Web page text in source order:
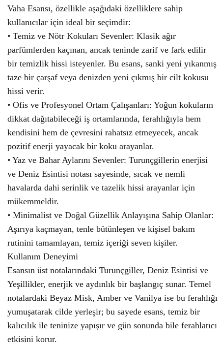
Vaha Esansı, özellikle aşağıdaki özelliklere sahip
kullanıcılar için ideal bir seçimdir:
• Temiz ve Nötr Kokuları Sevenler: Klasik ağır
parfümlerden kaçınan, ancak teninde zarif ve fark edilir
bir temizlik hissi isteyenler. Bu esans, sanki yeni yıkanmış
taze bir çarşaf veya denizden yeni çıkmış bir cilt kokusu
hissi verir.
• Ofis ve Profesyonel Ortam Çalışanları: Yoğun kokuların
dikkat dağıtabileceği iş ortamlarında, ferahlığıyla hem
kendisini hem de çevresini rahatsız etmeyecek, ancak
pozitif enerji yayacak bir koku arayanlar.
• Yaz ve Bahar Aylarını Sevenler: Turunçgillerin enerjisi
ve Deniz Esintisi notası sayesinde, sıcak ve nemli
havalarda dahi serinlik ve tazelik hissi arayanlar için
mükemmeldir.
• Minimalist ve Doğal Güzellik Anlayışına Sahip Olanlar:
Aşırıya kaçmayan, tenle bütünleşen ve kişisel bakım
rutinini tamamlayan, temiz içeriği seven kişiler.
Kullanım Deneyimi
Esansın üst notalarındaki Turunçgiller, Deniz Esintisi ve
Yeşillikler, enerjik ve aydınlık bir başlangıç sunar. Temel
notalardaki Beyaz Misk, Amber ve Vanilya ise bu ferahlığı
yumuşatarak cilde yerleşir; bu sayede esans, temiz bir
kalıcılık ile teninize yapışır ve gün sonunda bile ferahlatıcı
etkisini korur.